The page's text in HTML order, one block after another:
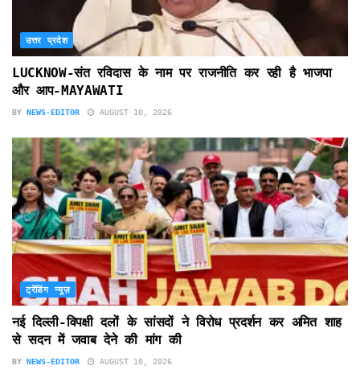
उत्तर प्रदेश
LUCKNOW-संत रविदास के नाम पर राजनीति कर रही है भाजपा
और आप-MAYAWATI
BY NEWS-EDITOR AUGUST 10, 2026
ट्रेंडिंग न्यूज़
नई दिल्ली-विपक्षी दलों के सांसदों ने विरोध प्रदर्शन कर अमित शाह
से सदन में जवाब देने की मांग की
BY NEWS-EDITOR AUGUST 10, 2026